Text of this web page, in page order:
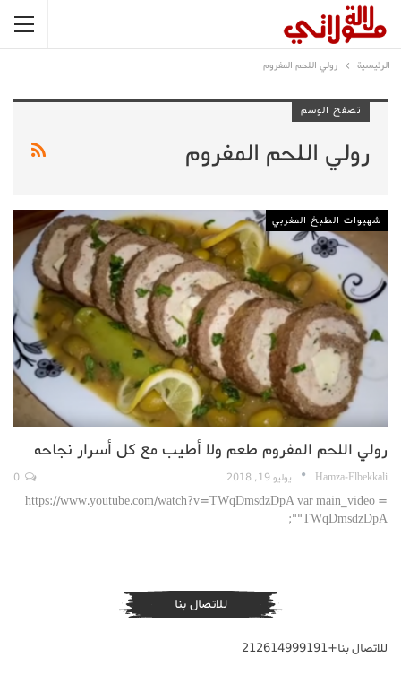
الرئيسية رولي اللحم المفروم
تصفح الوسم
رولي اللحم المفروم
شهيوات الطبخ المغربي
رولي اللحم المفروم طعم ولا أطيب مع كل أسرار نجاحه
Hamza-Elbekkali يوليو 19, 2018
https://www.youtube.com/watch?v=TWqDmsdzDpA var main_video =
"TWqDmsdzDpA";
للاتصال بنا
للاتصال بنا+212614999191